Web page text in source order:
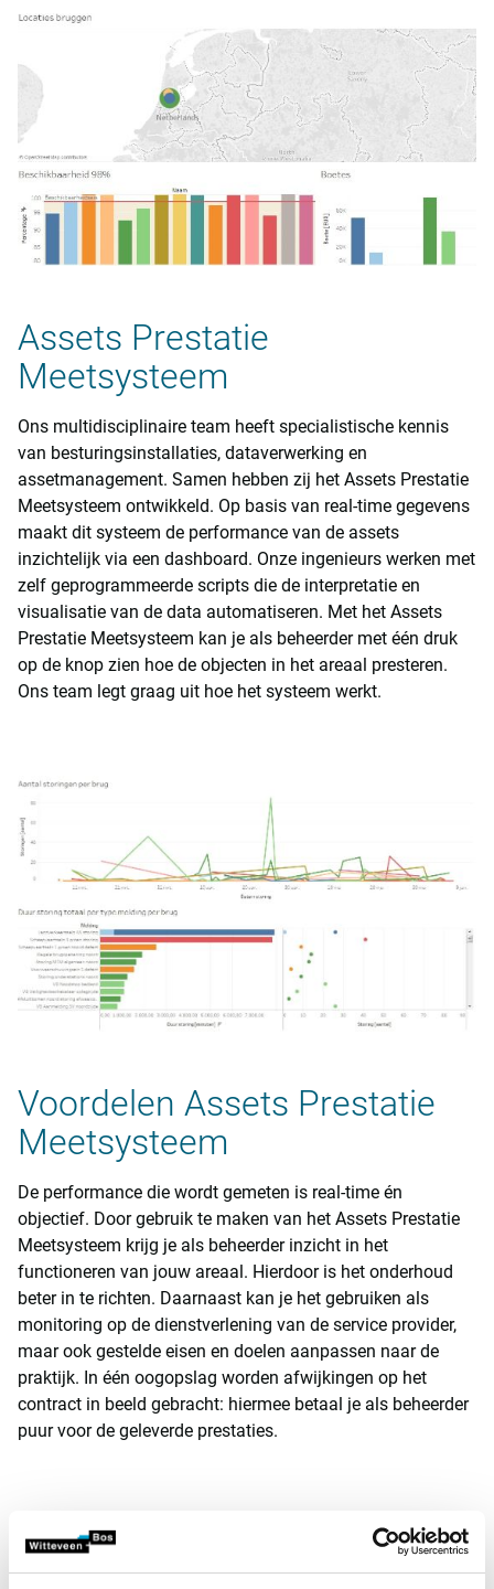
Assets Prestatie
Meetsysteem
Ons multidisciplinaire team heeft specialistische kennis
van besturingsinstallaties, dataverwerking en
assetmanagement. Samen hebben zij het Assets Prestatie
Meetsysteem ontwikkeld. Op basis van real-time gegevens
maakt dit systeem de performance van de assets
inzichtelijk via een dashboard. Onze ingenieurs werken met
zelf geprogrammeerde scripts die de interpretatie en
visualisatie van de data automatiseren. Met het Assets
Prestatie Meetsysteem kan je als beheerder met één druk
op de knop zien hoe de objecten in het areaal presteren.
Ons team legt graag uit hoe het systeem werkt.
Voordelen Assets Prestatie
Meetsysteem
De performance die wordt gemeten is real-time én
objectief. Door gebruik te maken van het Assets Prestatie
Meetsysteem krijg je als beheerder inzicht in het
functioneren van jouw areaal. Hierdoor is het onderhoud
beter in te richten. Daarnaast kan je het gebruiken als
monitoring op de dienstverlening van de service provider,
maar ook gestelde eisen en doelen aanpassen naar de
praktijk. In één oogopslag worden afwijkingen op het
contract in beeld gebracht: hiermee betaal je als beheerder
puur voor de geleverde prestaties.